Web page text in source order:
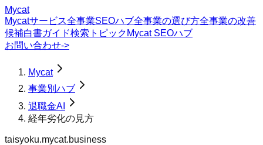
Mycat
Mycatサービス全事業SEOハブ全事業の選び方全事業の改善
候補白書ガイド検索トピック Mycat SEOハブ
お問い合わせ->
Mycat
事業別ハブ
退職金AI
経年劣化の見方
taisyoku.mycat.business